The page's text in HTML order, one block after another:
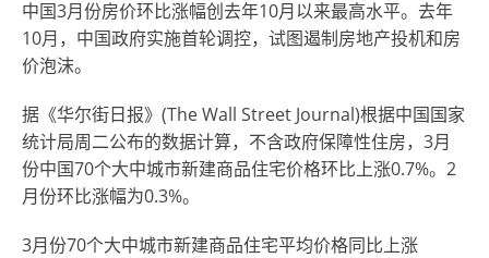
中国3月份房价环比涨幅创去年10月以来最高水平。去年
10月，中国政府实施首轮调控，试图遏制房地产投机和房
价泡沫。
据《华尔街日报》(The Wall Street Journal)根据中国国家
统计局周二公布的数据计算，不含政府保障性住房，3月
份中国70个大中城市新建商品住宅价格环比上涨0.7%。2
月份环比涨幅为0.3%。
3月份70个大中城市新建商品住宅平均价格同比上涨